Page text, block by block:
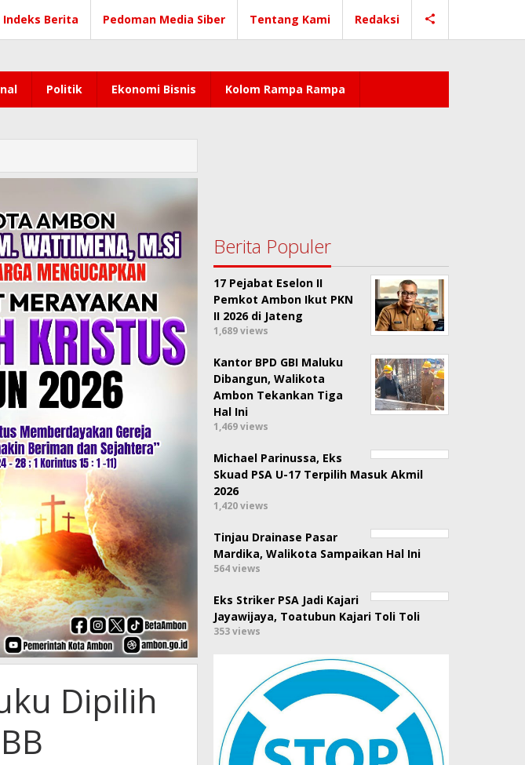
Indeks Berita Pedoman Media Siber Tentang Kami Redaksi
Politik Ekonomi Bisnis Kolom Rampa Rampa
Dipilih
Berita Populer
17 Pejabat Eselon II
Pemkot Ambon Ikut PKN
II 2026 di Jateng
1,689 views
Kantor BPD GBI Maluku
Dibangun, Walikota
Ambon Tekankan Tiga
Hal Ini
1,469 views
Michael Parinussa, Eks
Skuad PSA U-17 Terpilih Masuk Akmil
2026
1,420 views
Tinjau Drainase Pasar
Mardika, Walikota Sampaikan Hal Ini
564 views
Eks Striker PSA Jadi Kajari
Jayawijaya, Toatubun Kajari Toli Toli
353 views